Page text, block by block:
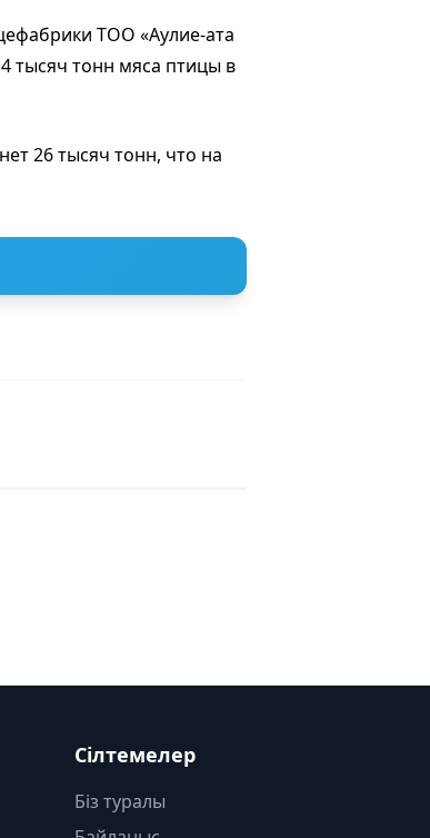
ТОО «Аулие-ата
тысяч тонн мяса птицы в
26 тысяч тонн, что на
Сілтемелер
Біз туралы